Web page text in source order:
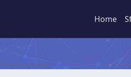
Home